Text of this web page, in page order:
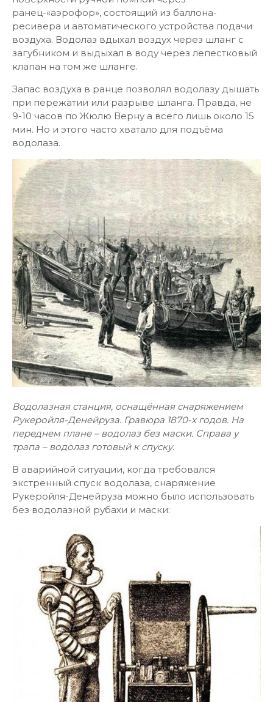
ранец-«аэрофор», состоящий из баллона-
ресивера и автоматического устройства подачи
воздуха. Водолаз вдыхал воздух через шланг с
загубником и выдыхал в воду через лепестковый
клапан на том же шланге.
Запас воздуха в ранце позволял водолазу дышать
при пережатии или разрыве шланга. Правда, не
9-10 часов по Жюлю Верну а всего лишь около 15
мин. Но и этого часто хватало для подъёма
водолаза.
Водолазная станция, оснащённая снаряжением
Рукеройля-Денейруза. Гравюра 1870-х годов. На
переднем плане – водолаз без маски. Справа у
трапа – водолаз готовый к спуску.
В аварийной ситуации, когда требовался
экстренный спуск водолаза, снаряжение
Рукеройля-Денейруза можно было использовать
без водолазной рубахи и маски: